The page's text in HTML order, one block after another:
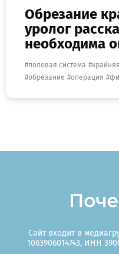
Обрезание
уролог
необходима
половая система
обрезание
операция
Сайт входит в
1063906014743, ИНН